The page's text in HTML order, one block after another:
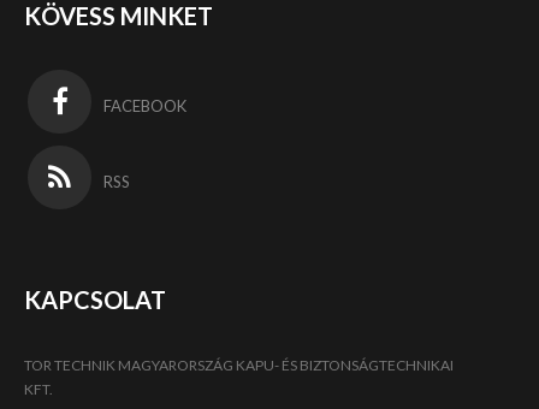
KÖVESS MINKET
FACEBOOK
RSS
KAPCSOLAT
TOR TECHNIK MAGYARORSZÁG KAPU- ÉS BIZTONSÁGTECHNIKAI
KFT.